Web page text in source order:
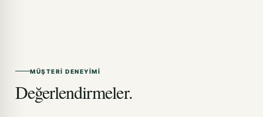
MÜŞTERI DENEYIMI
Değerlendirmeler.